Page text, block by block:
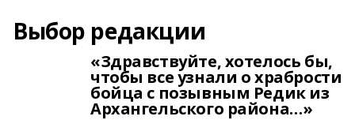
Выбор редакции
«Здравствуйте, хотелось бы,
чтобы все узнали о храбрости
бойца с позывным Редик из
Архангельского района…»